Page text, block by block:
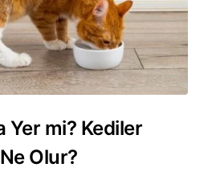
Yer mi? Kediler
Olur?